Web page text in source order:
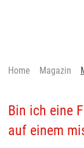
Home Magazin
Bin ich eine
auf einem